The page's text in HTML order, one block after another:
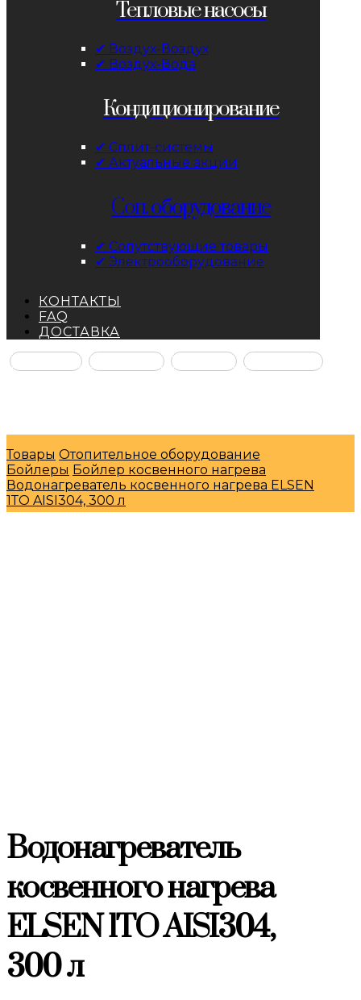
Тепловые насосы
✔ Воздух-Воздух
✔ Воздух-Вода
Кондиционирование
✔ Сплит-системы
✔ Актуальные акции
Соп. оборудование
✔ Сопутствующие товары
✔ Электрооборудование
КОНТАКТЫ
FAQ
ДОСТАВКА
Facebook Instagram YouTube ВКонтакте
Товары Отопительное оборудование
Бойлеры Бойлер косвенного нагрева
Водонагреватель косвенного нагрева ELSEN
1ТО AISI304, 300 л
Водонагреватель
косвенного нагрева
ELSEN 1ТО AISI304,
300 л